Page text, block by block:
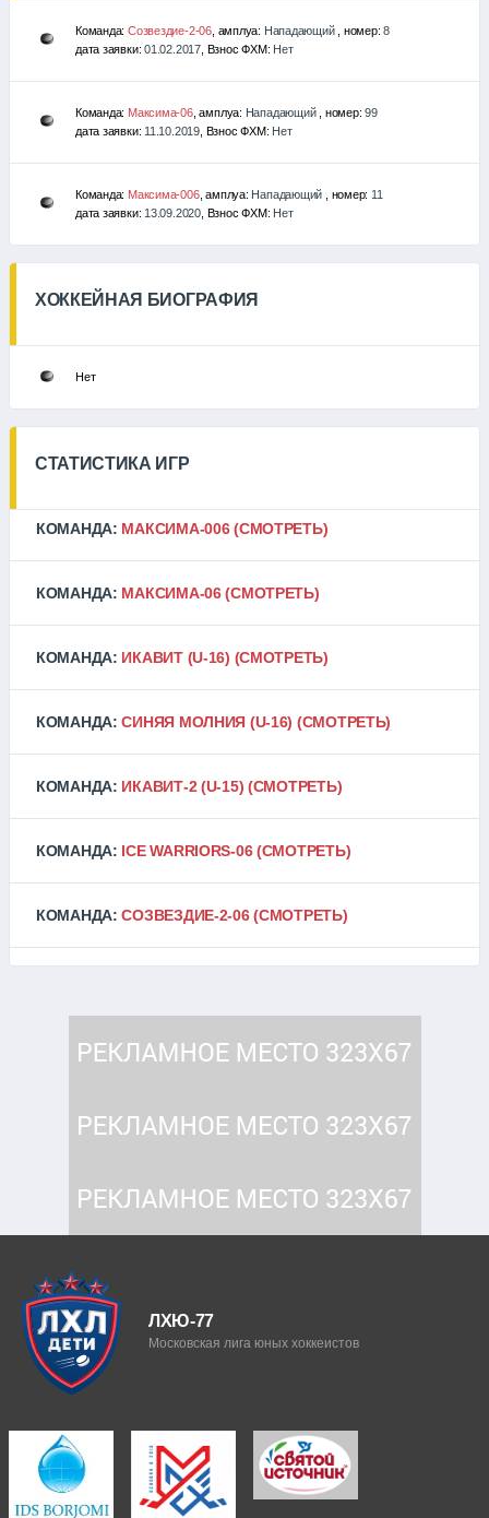
Команда:Созвездие-2-06, амплуа: Нападающий, номер:8
дата заявки:01.02.2017, Взнос ФХМ: Нет
Команда: Максима-06, амплуа: Нападающий, номер:99
дата заявки: 11.10.2019, Взнос ФХМ: Нет
Команда: Максима-006, амплуа: Нападающий , номер: 11
дата заявки: 13.09.2020, Взнос ФХМ: Нет
ХОККЕЙНАЯ БИОГРАФИЯ
Нет
СТАТИСТИКА ИГР
КОМАНДА: МАКСИМА-006 (СМОТРЕТЬ)
КОМАНДА: МАКСИМА-06 (СМОТРЕТЬ)
КОМАНДА: ИКАВИТ (U-16) (СМОТРЕТЬ)
КОМАНДА:СИНЯЯ МОЛНИЯ (U-16) (СМОТРЕТЬ)
КОМАНДА: ИКАВИТ-2 (U-15) (СМОТРЕТЬ)
КОМАНДА: ICE WARRIORS-06 (СМОТРЕТЬ)
КОМАНДА:СОЗВЕЗДИЕ-2-06 (СМОТРЕТЬ)
ЛХЮ-77
Московская лига юных хоккеистов